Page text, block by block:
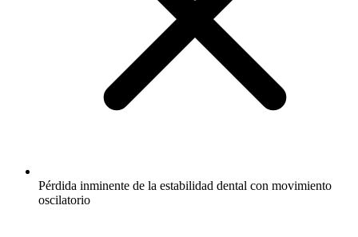
Pérdida inminente de la estabilidad dental con movimiento
oscilatorio